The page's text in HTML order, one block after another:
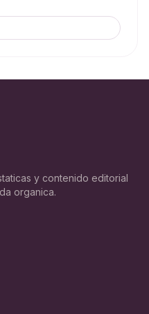
y contenido editorial
organica.